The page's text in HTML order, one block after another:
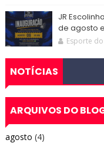
JR
de agosto
Esporte do
NOTÍCIAS
ARQUIVOS DO
agosto (4)